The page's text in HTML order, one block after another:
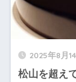
2025年8月
松山を超え